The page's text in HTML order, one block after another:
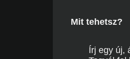
Mit tehetsz?
Írj egy új,